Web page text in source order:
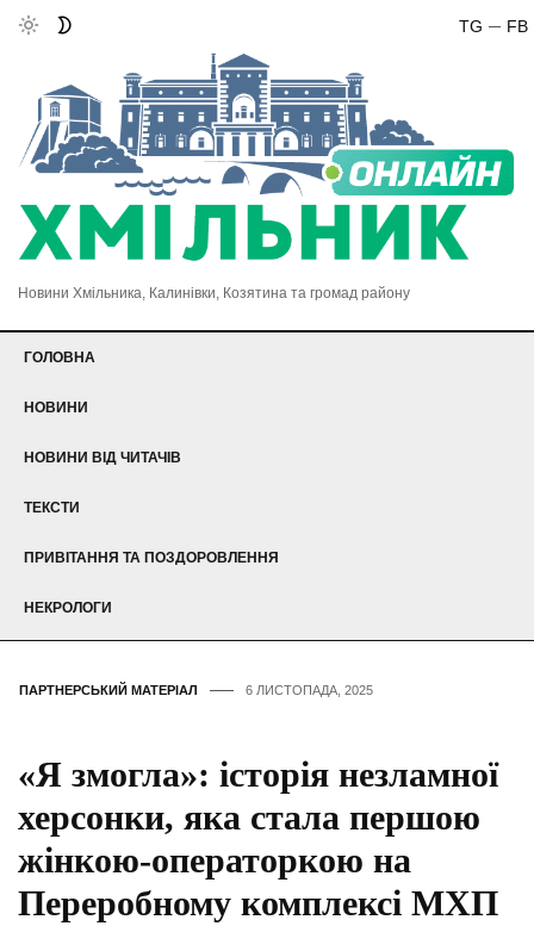
FB
TG
Новини Хмільника, Калинівки, Козятина та громад району
ГОЛОВНА
НОВИНИ
НОВИНИ ВІД ЧИТАЧІВ
ТЕКСТИ
ПРИВІТАННЯ ТА ПОЗДОРОВЛЕННЯ
НЕКРОЛОГИ
ПАРТНЕРСЬКИЙ МАТЕРІАЛ 6 ЛИСТОПАДА, 2025
«Я змогла»: історія незламної
херсонки, яка стала першою
жінкою-операторкою на
Переробному комплексі МХП